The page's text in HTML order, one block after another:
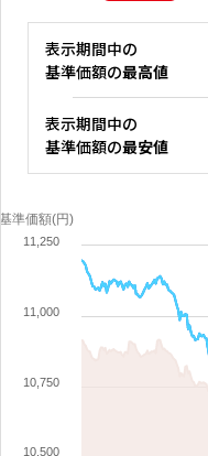
表示期間中の
基準価額の最高値
表示期間中の
基準価額の最安値
基準価額(円)
10,500
10,750
11,000
11,250